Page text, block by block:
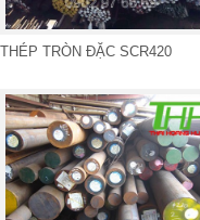
THÉP TRÒN ĐẶC SCR420